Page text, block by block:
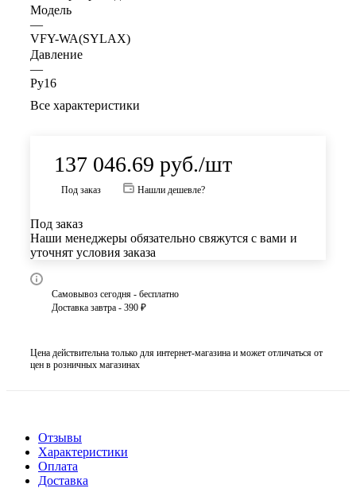
Модель
—
VFY-WA(SYLAX)
Давление
—
Ру16
Все характеристики
137 046.69 руб./шт
Под заказ Нашли дешевле?
Под заказ
Наши менеджеры обязательно свяжутся с вами и
уточнят условия заказа
Самовывоз сегодня - бесплатно
Доставка завтра - 390 ₽
Цена действительна только для интернет-магазина и может отличаться от
цен в розничных магазинах
Отзывы
Характеристики
Оплата
Доставка